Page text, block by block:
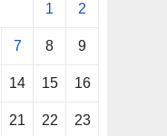
1 2
7 8 9
14 15 16
21 22 23